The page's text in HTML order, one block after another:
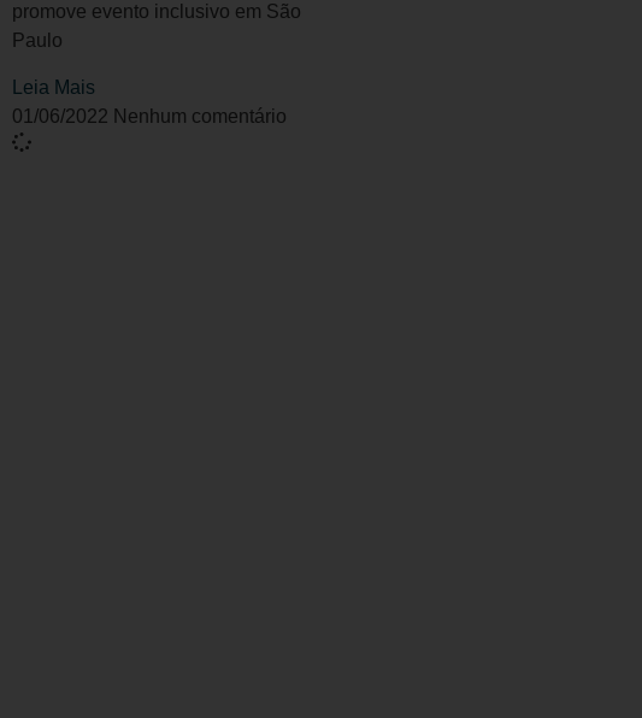
promove evento inclusivo em São
Paulo
Leia Mais
01/06/2022 Nenhum comentário